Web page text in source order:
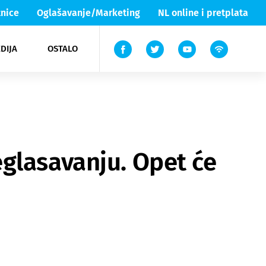
Oglašavanje/Marketing NL online i pretplata
OSTALO
Lika & Senj
TV
Opet će